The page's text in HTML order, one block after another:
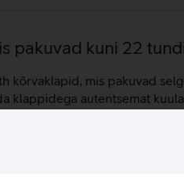
pakuvad kuni 22
mis pakuvad
klappidega autentsemat
ajal müra vähendada.
saab erinevate eelseadete
Bluetooth ühendus, mis
tervelt 22 tunnini.